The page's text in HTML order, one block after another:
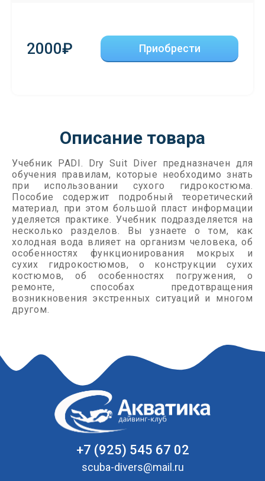
2000₽ Приобрести
Описание товара
Учебник PADI. Dry Suit Diver предназначен для
обучения правилам, которые необходимо знать
при использовании сухого гидрокостюма.
Пособие содержит подробный теоретический
материал, при этом большой пласт информации
уделяется практике. Учебник подразделяется на
несколько разделов. Вы узнаете о том, как
холодная вода влияет на организм человека, об
особенностях функционирования мокрых и
сухих гидрокостюмов, о конструкции сухих
костюмов, об особенностях погружения, о
ремонте, способах предотвращения
возникновения экстренных ситуаций и многом
другом.
+7 (925) 545 67 02
scuba-divers@mail.ru